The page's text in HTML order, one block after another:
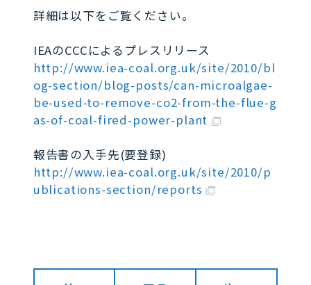
詳細は以下をご覧ください。
IEAのCCCによるプレスリリース
http://www.iea-coal.org.uk/site/2010/bl
og-section/blog-posts/can-microalgae-
be-used-to-remove-co2-from-the-flue-g
as-of-coal-fired-power-plant
報告書の入手先(要登録)
http://www.iea-coal.org.uk/site/2010/p
ublications-section/reports